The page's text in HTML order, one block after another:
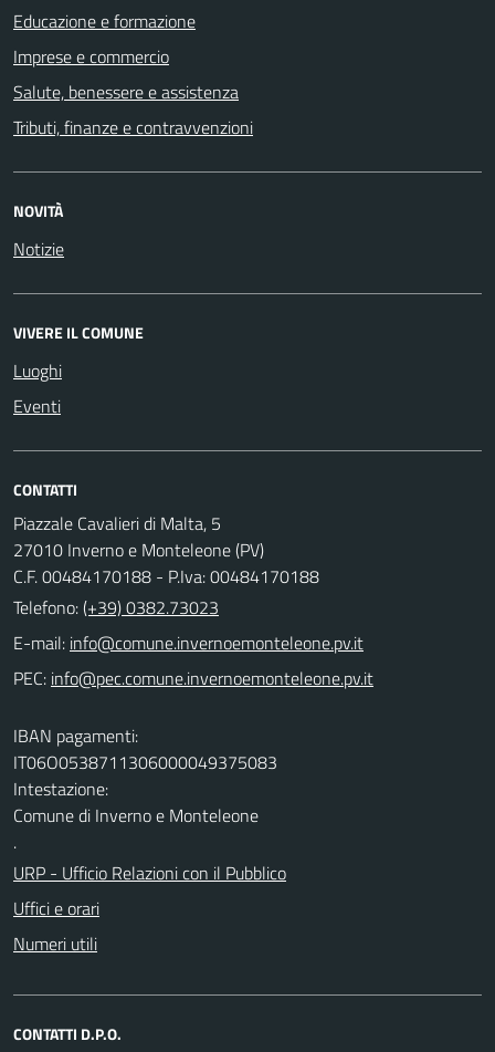
Educazione e formazione
Imprese e commercio
Salute, benessere e assistenza
Tributi, finanze e contravvenzioni
NOVITÀ
Notizie
VIVERE IL COMUNE
Luoghi
Eventi
CONTATTI
Piazzale Cavalieri di Malta, 5
27010 Inverno e Monteleone (PV)
C.F. 00484170188 - P.Iva: 00484170188
Telefono:(+39) 0382.73023
E-mail:
PEC:
IBAN pagamenti:
IT06O0538711306000049375083
Intestazione:
Comune di Inverno e Monteleone
.
URP - Ufficio Relazioni con il Pubblico
Uffici e orari
Numeri utili
CONTATTI D.P.O.